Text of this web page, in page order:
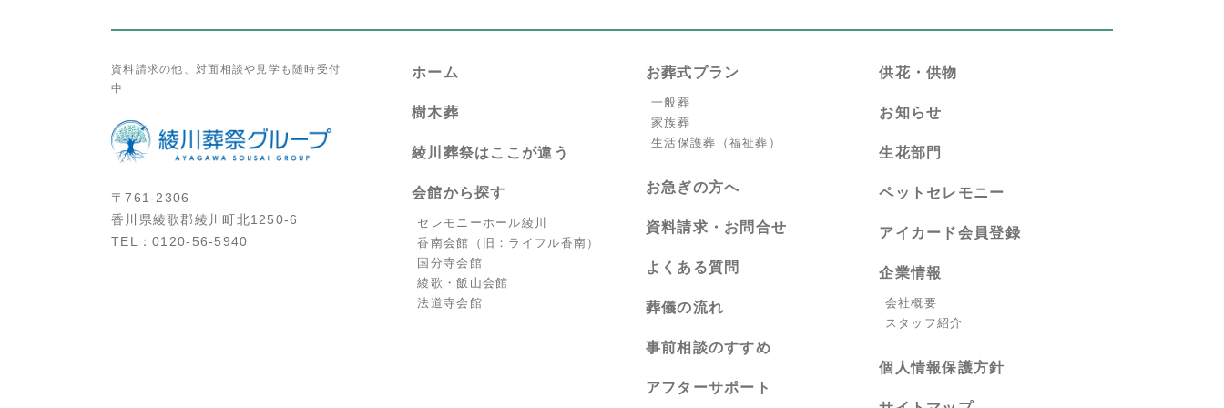
資料請求の他、対面相談や見学も随時受付
中
〒761-2306
香川県綾歌郡綾川町北1250-6
TEL：0120-56-5940
ホーム
樹木葬
綾川葬祭はここが違う
会館から探す
セレモニーホール綾川
香南会館（旧：ライフル香南）
国分寺会館
綾歌・飯山会館
法道寺会館
お葬式プラン
一般葬
家族葬
生活保護葬（福祉葬）
お急ぎの方へ
資料請求・お問合せ
よくある質問
葬儀の流れ
事前相談のすすめ
アフターサポート
供花・供物
お知らせ
生花部門
ペットセレモニー
アイカード会員登録
企業情報
会社概要
スタッフ紹介
個人情報保護方針